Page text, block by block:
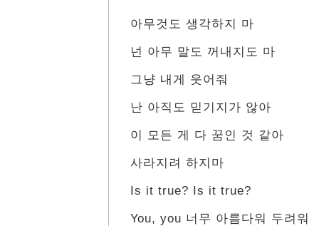
아무것도 생각하지 마
넌 아무 말도 꺼내지도 마
그냥 내게 웃어줘
난 아직도 믿기지가 않아
이 모든 게 다 꿈인 것 같아
사라지려 하지마
Is it true? Is it true?
You, you 너무 아름다워 두려워